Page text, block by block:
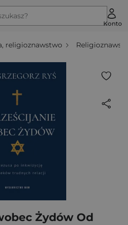
Konto
religioznawstwo
Żydów Od